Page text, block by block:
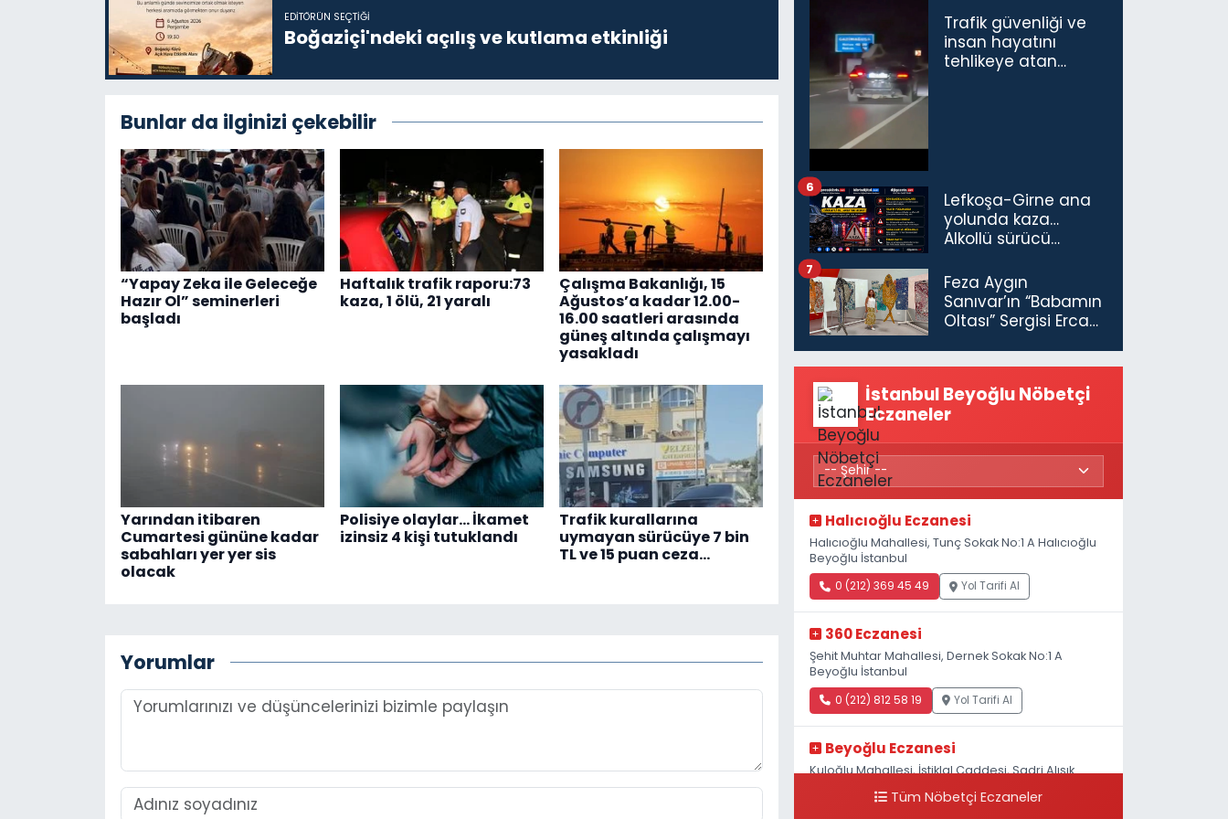
EDITÖRÜN SEÇTIĞI
Boğaziçi'ndeki açılış ve kutlama etkinliği
Bunlar da ilginizi çekebilir
“Yapay Zeka ile Geleceğe
Hazır Ol” seminerleri
başladı
Haftalık trafik raporu:73
kaza, 1 ölü, 21 yaralı
Çalışma Bakanlığı, 15
Ağustos’a kadar 12.00-
16.00 saatleri arasında
güneş altında çalışmayı
yasakladı
Yarından itibaren
Cumartesi gününe kadar
sabahları yer yer sis
olacak
Polisiye olaylar… İkamet
izinsiz 4 kişi tutuklandı
Trafik kurallarına
uymayan sürücüye 7 bin
TL ve 15 puan ceza…
Yorumlar
Trafik güvenliği ve
insan hayatını
tehlikeye atan
Lefkoşa-Girne ana
yolunda kaza…
Alkollü sürücü
6
Feza Aygın
Sanıvar’ın “Babamın
Oltası” Sergisi Ercan
7
İstanbul Beyoğlu Nöbetçi
Eczaneler
Halıcıoğlu Eczanesi
Halıcıoğlu Mahallesi, Tunç Sokak No:1 A Halıcıoğlu
Beyoğlu İstanbul
0 (212) 369 45 49 Yol Tarifi Al
360 Eczanesi
Şehit Muhtar Mahallesi, Dernek Sokak No:1 A
Beyoğlu İstanbul
0 (212) 812 58 19 Yol Tarifi Al
Beyoğlu Eczanesi
Kuloğlu Mahallesi, İstiklal Caddesi, Sadri Alışık
Tüm Nöbetçi Eczaneler